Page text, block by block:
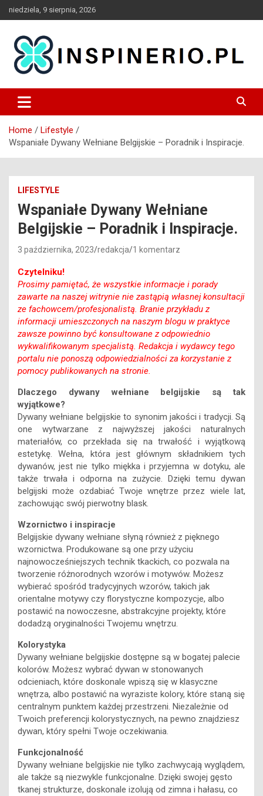
Skip
to
niedziela, 9 sierpnia, 2026
Inspinerio
Home
Lifestyle
Wspaniałe Dywany Wełniane Belgijskie – Poradnik i Inspiracje.
LIFESTYLE
Wspaniałe Dywany Wełniane
Belgijskie – Poradnik i Inspiracje.
3 października, 2023 redakcja 1 komentarz
Czytelniku!
Prosimy pamiętać, że wszystkie informacje i porady
zawarte na naszej witrynie nie zastąpią własnej konsultacji
ze fachowcem/profesjonalistą. Branie przykładu z
informacji umieszczonych na naszym blogu w praktyce
zawsze powinno być konsultowane z odpowiednio
wykwalifikowanym specjalistą. Redakcja i wydawcy tego
portalu nie ponoszą odpowiedzialności za korzystanie z
pomocy publikowanych na stronie.
Dlaczego dywany wełniane belgijskie są tak
wyjątkowe?
Dywany wełniane belgijskie to synonim jakości i tradycji. Są
one wytwarzane z najwyższej jakości naturalnych
materiałów, co przekłada się na trwałość i wyjątkową
estetykę. Wełna, która jest głównym składnikiem tych
dywanów, jest nie tylko miękka i przyjemna w dotyku, ale
także trwała i odporna na zużycie. Dzięki temu dywan
belgijski może ozdabiać Twoje wnętrze przez wiele lat,
zachowując swój pierwotny blask.
Wzornictwo i inspiracje
Belgijskie dywany wełniane słyną również z pięknego
wzornictwa. Produkowane są one przy użyciu
najnowocześniejszych technik tkackich, co pozwala na
tworzenie różnorodnych wzorów i motywów. Możesz
wybierać spośród tradycyjnych wzorów, takich jak
orientalne motywy czy florystyczne kompozycje, albo
postawić na nowoczesne, abstrakcyjne projekty, które
dodadzą oryginalności Twojemu wnętrzu.
Kolorystyka
Dywany wełniane belgijskie dostępne są w bogatej palecie
kolorów. Możesz wybrać dywan w stonowanych
odcieniach, które doskonale wpiszą się w klasyczne
wnętrza, albo postawić na wyraziste kolory, które staną się
centralnym punktem każdej przestrzeni. Niezależnie od
Twoich preferencji kolorystycznych, na pewno znajdziesz
dywan, który spełni Twoje oczekiwania.
Funkcjonalność
Dywany wełniane belgijskie nie tylko zachwycają wyglądem,
ale także są niezwykle funkcjonalne. Dzięki swojej gęsto
tkanej strukturze, doskonale izolują od zimna i hałasu, co